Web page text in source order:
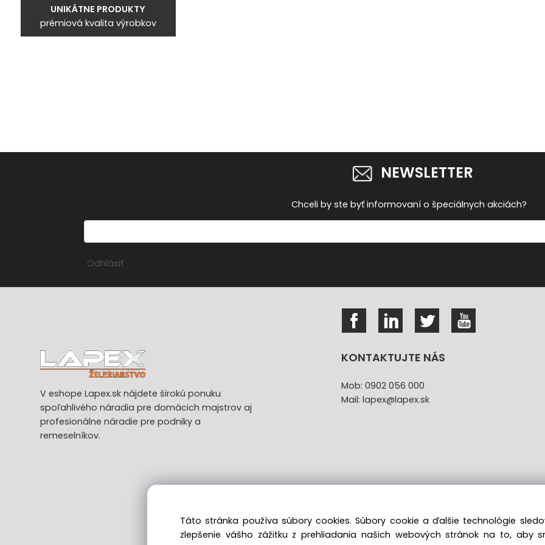
UNIKÁTNE PRODUKTY
prémiová kvalita výrobkov
NEWSLETTER
Chceli by ste byť informovaní o špeciálnych akciách?
Odhlásiť
V eshope Lapex.sk nájdete širokú ponuku
spoľahlivého náradia pre domácich majstrov aj
profesionálne náradie pre podniky a
remeselníkov.
KONTAKTUJTE NÁS
Mob: 0902 056 000
Mail: lapex@lapex.sk
Odstúpenie od kúpnej zmluvy uzavretej na diaľku bez
Táto stránka používa súbory cookies. Súbory cookie a ďalšie technológie
zlepšenie vášho zážitku z prehliadania našich webových stránok na to, aby